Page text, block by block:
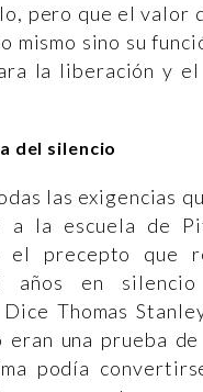
pero que el valor
mismo sino su
la liberación y
del silencio
las exigencias
a la escuela de
el precepto que
años en
Thomas
eran una prueba
podía